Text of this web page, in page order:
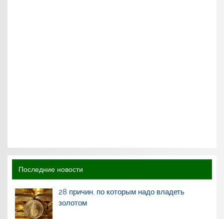
Последние новости
28 причин, по которым надо владеть
золотом